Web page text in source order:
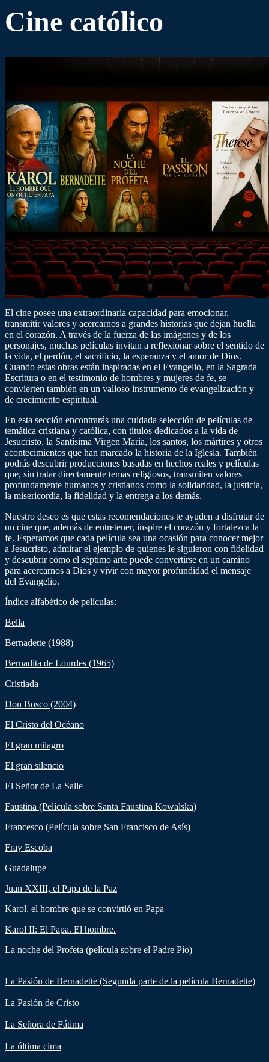
Cine católico
El cine posee una extraordinaria capacidad para emocionar,
transmitir valores y acercarnos a grandes historias que dejan huella
en el corazón. A través de la fuerza de las imágenes y de los
personajes, muchas películas invitan a reflexionar sobre el sentido de
la vida, el perdón, el sacrificio, la esperanza y el amor de Dios.
Cuando estas obras están inspiradas en el Evangelio, en la Sagrada
Escritura o en el testimonio de hombres y mujeres de fe, se
convierten también en un valioso instrumento de evangelización y
de crecimiento espiritual.
En esta sección encontrarás una cuidada selección de películas de
temática cristiana y católica, con títulos dedicados a la vida de
Jesucristo, la Santísima Virgen María, los santos, los mártires y otros
acontecimientos que han marcado la historia de la Iglesia. También
podrás descubrir producciones basadas en hechos reales y películas
que, sin tratar directamente temas religiosos, transmiten valores
profundamente humanos y cristianos como la solidaridad, la justicia,
la misericordia, la fidelidad y la entrega a los demás.
Nuestro deseo es que estas recomendaciones te ayuden a disfrutar de
un cine que, además de entretener, inspire el corazón y fortalezca la
fe. Esperamos que cada película sea una ocasión para conocer mejor
a Jesucristo, admirar el ejemplo de quienes le siguieron con fidelidad
y descubrir cómo el séptimo arte puede convertirse en un camino
para acercarnos a Dios y vivir con mayor profundidad el mensaje
del Evangelio.
Índice alfabético de películas:
Bella
Bernadette (1988)
Bernadita de Lourdes (1965)
Cristiada
Don Bosco (2004)
El Cristo del Océano
El gran milagro
El gran silencio
El Señor de La Salle
Faustina (Película sobre Santa Faustina Kowalska)
Francesco (Película sobre San Francisco de Asís)
Fray Escoba
Guadalupe
Juan XXIII, el Papa de la Paz
Karol, el hombre que se convirtió en Papa
Karol II: El Papa. El hombre.
La noche del Profeta (película sobre el Padre Pío)
La Pasión de Bernadette (Segunda parte de la película Bernadette)
La Pasión de Cristo
La Señora de Fátima
La última cima